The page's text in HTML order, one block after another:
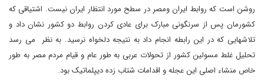
روشن است که روابط ایران ومصر در سطح مورد انتظار ایران نیست. اشتیاقی که
کشورمان پس از سرنگونی مبارک برای عادی کردن روابط دو کشور نشان داد و
تلاشهایی که در این رابطه انجام داد به نتیجه دلخواه نرسید. به نظر می رسد
تحلیل غلط مسولین کشور از تحولات عربی به طور عام و قیام مردم مصر به طور
خاص منشاء اصلی این عجله و اقدامات شتاب زده دیپلماتیک بود.